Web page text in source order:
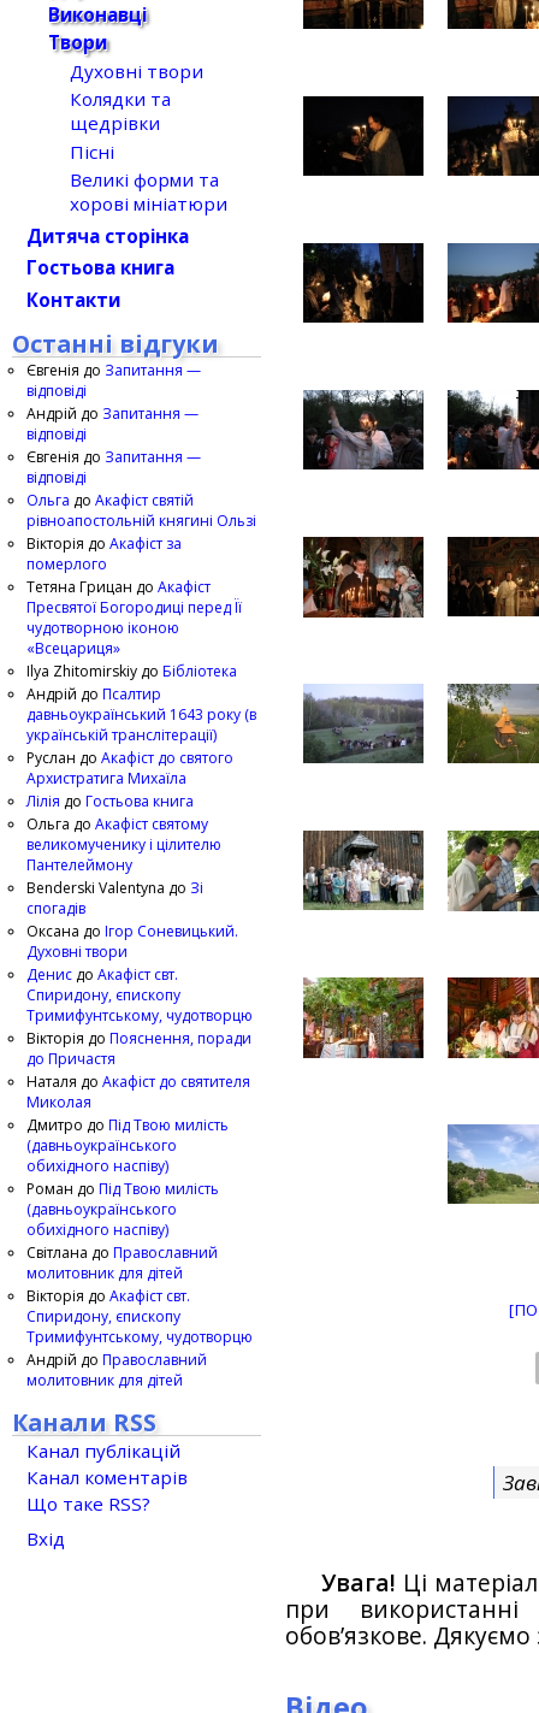
Увага! Ці
при
обов’язкове.
Виконавці
Твори
Духовні твори
Колядки та
щедрівки
Пісні
Великі форми та
хорові мініатюри
Дитяча сторінка
Гостьова книга
Контакти
Останні відгуки
Євгенія до Запитання —
відповіді
Андрій до Запитання —
відповіді
Євгенія до Запитання —
відповіді
Ольга до Акафіст святій
рівноапостольній княгині Ользі
Вікторія до Акафіст за
померлого
Тетяна Грицан до Акафіст
Пресвятої Богородиці перед Її
чудотворною іконою
«Всецариця»
Ilya Zhitomirskiy до Бібліотека
Андрій до Псалтир
давньоукраїнський 1643 року (в
українській транслітерації)
Руслан до Акафіст до святого
Архистратига Михаїла
Лілія до Гостьова книга
Ольга до Акафіст святому
великомученику і цілителю
Пантелеймону
Benderski Valentyna до Зі
спогадів
Оксана до Ігор Соневицький.
Духовні твори
Денис до Акафіст свт.
Спиридону, єпископу
Тримифунтському, чудотворцю
Вікторія до Пояснення, поради
до Причастя
Наталя до Акафіст до святителя
Миколая
Дмитро до Під Твою милість
(давньоукраїнського
обихідного наспіву)
Роман до Під Твою милість
(давньоукраїнського
обихідного наспіву)
Світлана до Православний
молитовник для дітей
Вікторія до Акафіст свт.
Спиридону, єпископу
Тримифунтському, чудотворцю
Андрій до Православний
молитовник для дітей
Канали RSS
Канал публікацій
Канал коментарів
Що таке RSS?
Вхід